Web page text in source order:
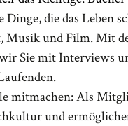
Dinge, die das Leben
Musik und Film. Mit
Sie mit Interviews
mitmachen: Als
und